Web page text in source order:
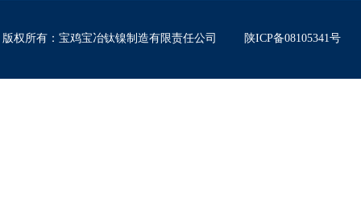
版权所有： 宝鸡宝冶钛镍制造有限责任公司 陕ICP备08105341号